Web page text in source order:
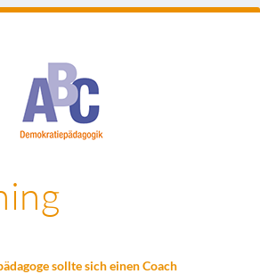
sollte sich einen Coach